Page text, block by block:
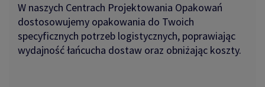
W naszych Centrach Projektowania Opakowań
dostosowujemy opakowania do Twoich
specyficznych potrzeb logistycznych, poprawiając
wydajność łańcucha dostaw oraz obniżając koszty.